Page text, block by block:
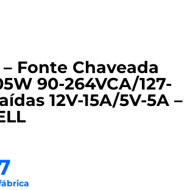
Fonte Chaveada
90-264VCA/127-
12V-15A/5V-5A –